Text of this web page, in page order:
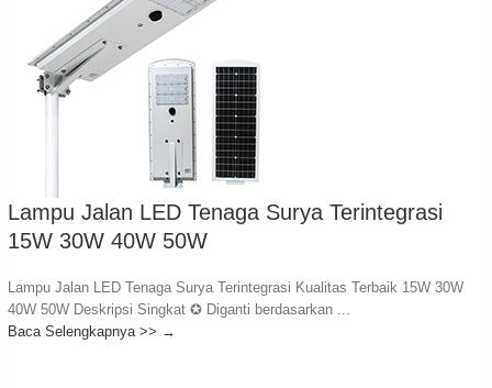
Lampu Jalan LED Tenaga Surya Terintegrasi
15W 30W 40W 50W
Lampu Jalan LED Tenaga Surya Terintegrasi Kualitas Terbaik 15W 30W
40W 50W Deskripsi Singkat ✪ Diganti berdasarkan ...
Baca Selengkapnya >> →